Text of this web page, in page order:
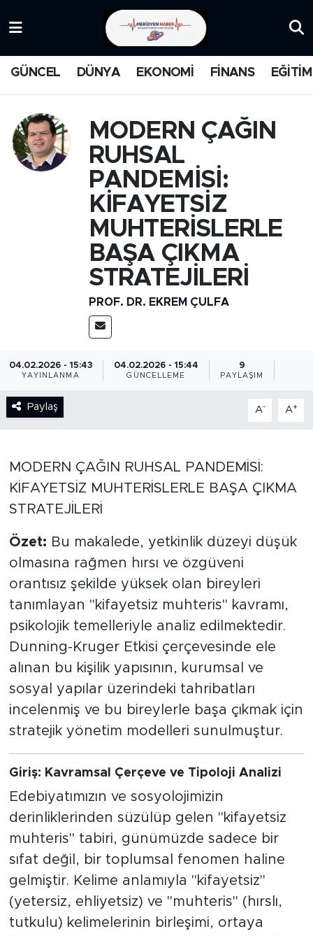
GÜNCEL DÜNYA EKONOMİ FİNANS EĞİTİM
MODERN ÇAĞIN
RUHSAL
PANDEMİSİ:
KİFAYETSİZ
MUHTERİSLERLE
BAŞA ÇIKMA
STRATEJİLERİ
PROF. DR. EKREM ÇULFA
04.02.2026 - 15:43
YAYINLANMA
04.02.2026 - 15:44
GÜNCELLEME
9
PAYLAŞIM
Paylaş A- A+
MODERN ÇAĞIN RUHSAL PANDEMİSİ:
KİFAYETSİZ MUHTERİSLERLE BAŞA ÇIKMA
STRATEJİLERİ
Özet: Bu makalede, yetkinlik düzeyi düşük
olmasına rağmen hırsı ve özgüveni
orantısız şekilde yüksek olan bireyleri
tanımlayan "kifayetsiz muhteris" kavramı,
psikolojik temelleriyle analiz edilmektedir.
Dunning-Kruger Etkisi çerçevesinde ele
alınan bu kişilik yapısının, kurumsal ve
sosyal yapılar üzerindeki tahribatları
incelenmiş ve bu bireylerle başa çıkmak için
stratejik yönetim modelleri sunulmuştur.
Giriş: Kavramsal Çerçeve ve Tipoloji Analizi
Edebiyatımızın ve sosyolojimizin
derinliklerinden süzülüp gelen "kifayetsiz
muhteris" tabiri, günümüzde sadece bir
sıfat değil, bir toplumsal fenomen haline
gelmiştir. Kelime anlamıyla "kifayetsiz"
(yetersiz, ehliyetsiz) ve "muhteris" (hırslı,
tutkulu) kelimelerinin birleşimi, ortaya
MANŞET
MEDYA
KARİKATÜR
BİLİM-TEKNOLOJİ
RÖPÖRTAJ
ANALİZ
KULİS
YAZARLAR
POLİTİKA
EKONOMİ
SPOR
KÜLTÜR SANAT
YAŞAM
TARİHTEN GÜNÜMÜZE
TARİH
KADIN
SAĞLIK
SİYASET
İstanbul Namaz Vakitleri
Trafik Durumu
Süper Lig Puan Durumu ve Fikstür
Tüm Manşetler
Son Dakika Haberleri
Haber Arşivi